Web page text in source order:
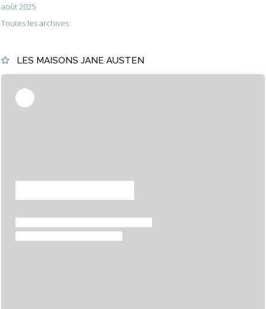
août 2025
Toutes les archives
LES MAISONS JANE AUSTEN